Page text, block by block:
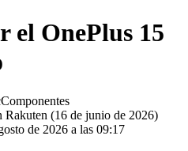
el OnePlus 15
Rakuten (16 de junio de 2026)
de 2026 a las 09:17